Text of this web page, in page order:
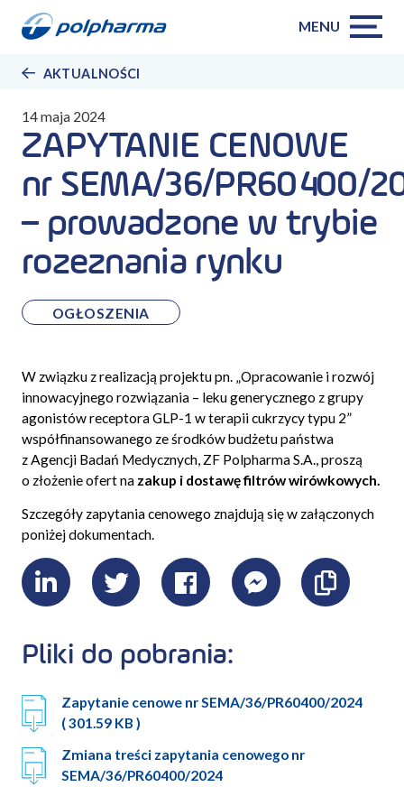
MENU
AKTUALNOŚCI
14 maja 2024
ZAPYTANIE CENOWE
nr SEMA/36/PR60400/
– prowadzone w trybie
rozeznania rynku
OGŁOSZENIA
W związku z realizacją projektu pn. „Opracowanie i rozwój
innowacyjnego rozwiązania – leku generycznego z grupy
agonistów receptora GLP-1 w terapii cukrzycy typu 2”
współfinansowanego ze środków budżetu państwa
z Agencji Badań Medycznych, ZF Polpharma S.A., proszą
o złożenie ofert nazakup i dostawę filtrów wirówkowych.
Szczegóły zapytania cenowego znajdują się w załączonych
poniżej dokumentach.
LinkedInTwitterFacebookMessenger
Pliki do pobrania:
Zapytanie cenowe nr SEMA/36/PR60400/2024
( 301.59 KB )
Zmiana treści zapytania cenowego nr
SEMA/36/PR60400/2024